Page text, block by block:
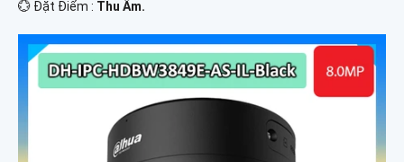
️💮 Đặt Điểm : Thu Âm.